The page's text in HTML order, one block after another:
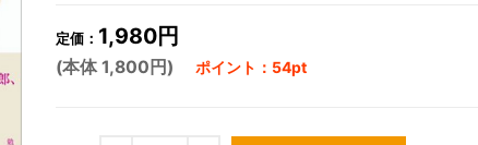
定価： 1,980円
(本体 1,800円) ポイント：54pt